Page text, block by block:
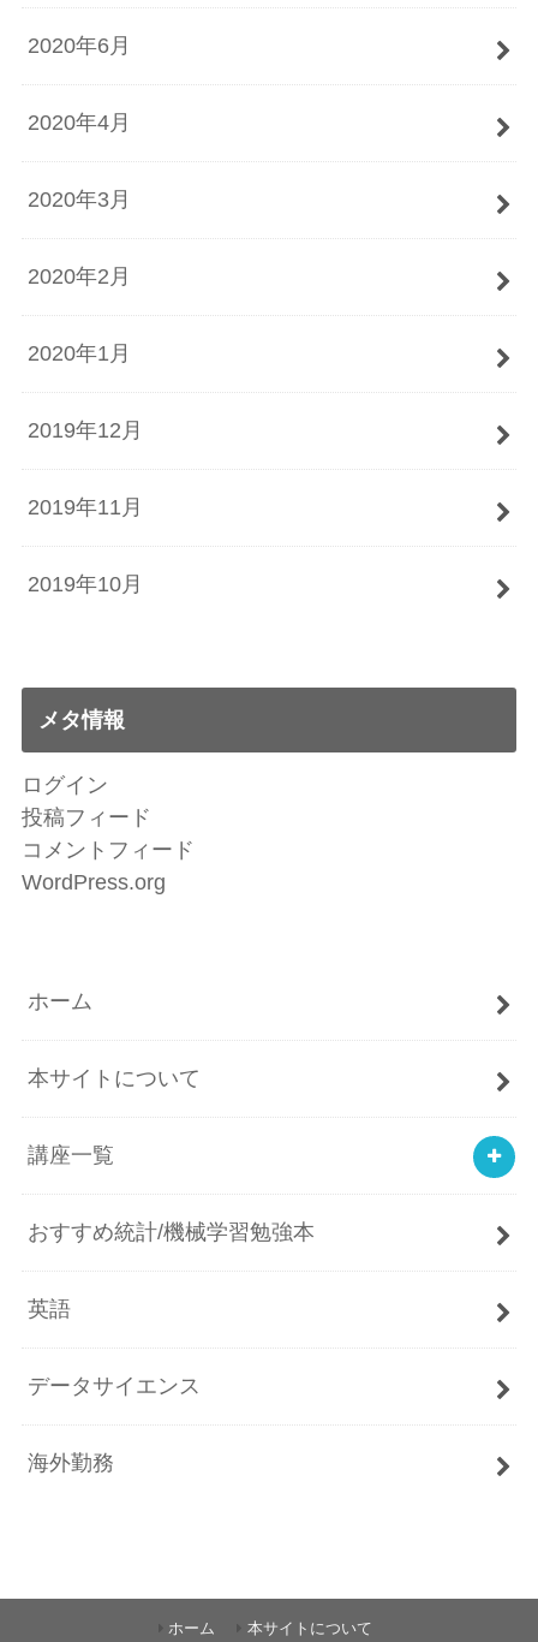
2020年6月
2020年4月
2020年3月
2020年2月
2020年1月
2019年12月
2019年11月
2019年10月
メタ情報
ログイン
投稿フィード
コメントフィード
WordPress.org
ホーム
本サイトについて
講座一覧
おすすめ統計/機械学習勉強本
英語
データサイエンス
海外勤務
ホーム 本サイトについて